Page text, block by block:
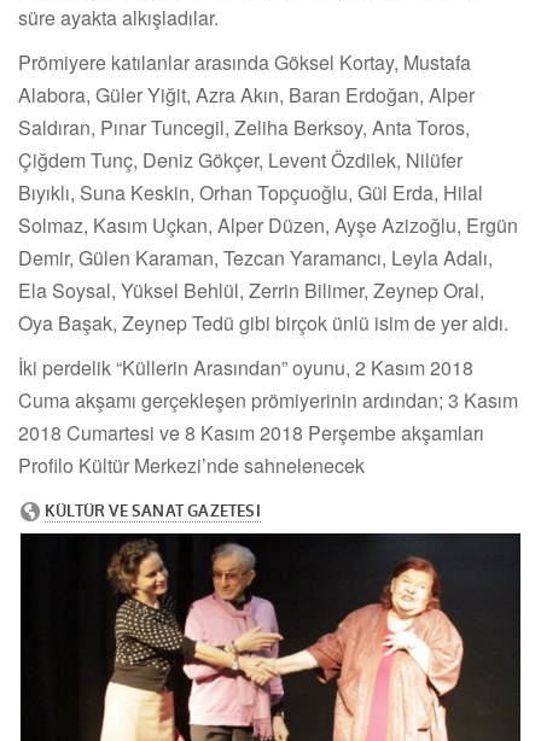
süre ayakta alkışladılar.
Prömiyere katılanlar arasında Göksel Kortay, Mustafa
Alabora, Güler Yiğit, Azra Akın, Baran Erdoğan, Alper
Saldıran, Pınar Tuncegil, Zeliha Berksoy, Anta Toros,
Çiğdem Tunç, Deniz Gökçer, Levent Özdilek, Nilüfer
Bıyıklı, Suna Keskin, Orhan Topçuoğlu, Gül Erda, Hilal
Solmaz, Kasım Uçkan, Alper Düzen, Ayşe Azizoğlu, Ergün
Demir, Gülen Karaman, Tezcan Yaramancı, Leyla Adalı,
Ela Soysal, Yüksel Behlül, Zerrin Bilimer, Zeynep Oral,
Oya Başak, Zeynep Tedü gibi birçok ünlü isim de yer aldı.
İki perdelik “Küllerin Arasından” oyunu, 2 Kasım 2018
Cuma akşamı gerçekleşen prömiyerinin ardından; 3 Kasım
2018 Cumartesi ve 8 Kasım 2018 Perşembe akşamları
Profilo Kültür Merkezi’nde sahnelenecek